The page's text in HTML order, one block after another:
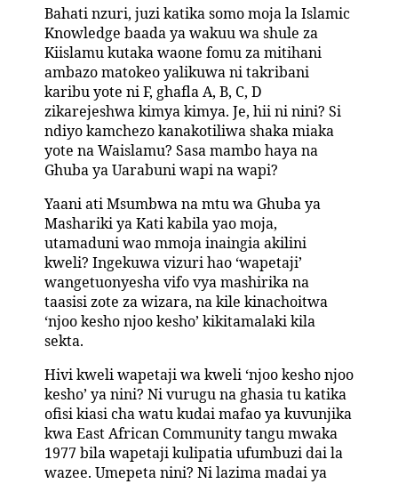
Bahati nzuri, juzi katika somo moja la Islamic
Knowledge baada ya wakuu wa shule za
Kiislamu kutaka waone fomu za mitihani
ambazo matokeo yalikuwa ni takribani
karibu yote ni F, ghafla A, B, C, D
zikarejeshwa kimya kimya. Je, hii ni nini? Si
ndiyo kamchezo kanakotiliwa shaka miaka
yote na Waislamu? Sasa mambo haya na
Ghuba ya Uarabuni wapi na wapi?
Yaani ati Msumbwa na mtu wa Ghuba ya
Mashariki ya Kati kabila yao moja,
utamaduni wao mmoja inaingia akilini
kweli? Ingekuwa vizuri hao ‘wapetaji’
wangetuonyesha vifo vya mashirika na
taasisi zote za wizara, na kile kinachoitwa
‘njoo kesho njoo kesho’ kikitamalaki kila
sekta.
Hivi kweli wapetaji wa kweli ‘njoo kesho njoo
kesho’ ya nini? Ni vurugu na ghasia tu katika
ofisi kiasi cha watu kudai mafao ya kuvunjika
kwa East African Community tangu mwaka
1977 bila wapetaji kulipatia ufumbuzi dai la
wazee. Umepeta nini? Ni lazima madai ya